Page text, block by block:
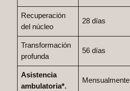
Recuperación
del núcleo
28 días
Transformación
profunda
56 días
Asistencia
ambulatoria*.
Mensualmente